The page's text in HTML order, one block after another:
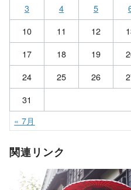
3
4 5
10
11 12
17
18 19
24
25 26
31
« 7月
関連リンク